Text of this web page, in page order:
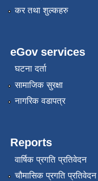
कर तथा शुल्कहरु
eGov services
घटना दर्ता
सामाजिक सुरक्षा
नागरिक वडापत्र
Reports
वार्षिक प्रगति प्रतिवेदन
चौमासिक प्रगति प्रतिवेदन